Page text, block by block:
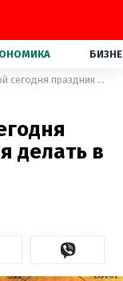
12 февраля – какой сегодня праздник и что нельзя делать в этот день
делать в